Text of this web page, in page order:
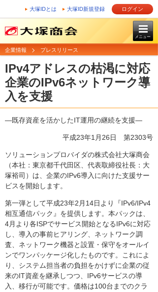
大塚IDとは 大塚ID新規登録 ログイン
メニュー
企業情報 プレスリリース
IPv4アドレスの枯渇に対応
企業のIPv6ネットワーク導
入を支援
―既存資産を活かしたIT運用の継続を支援―
平成23年1月26日 第2303号
ソリューションプロバイダの株式会社大塚商会
（本社：東京都千代田区、代表取締役社長：大
塚裕司）は、企業のIPv6導入に向けた支援サー
ビスを開始します。
第一弾として平成23年2月14日より『IPv6/IPv4
相互通信パック』を提供します。本パックは、
4月より各ISPでサービス開始となるIPv6に対応
し、導入の事前ヒアリング、ネットワーク調
査、ネットワーク機器と設置・保守をオールイ
ンでワンパッケージ化したものです。これによ
り、システム担当者の負担をかけずに企業の従
来のIT資産を継承しつつ、IPv6サービスの導
入、移行が可能です。価格は100台までのクラ